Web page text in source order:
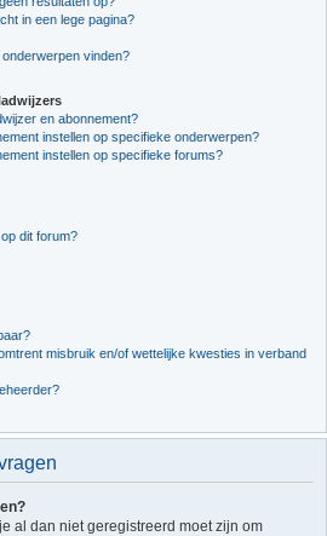
in een lege pagina?
vinden?
en abonnement?
instellen op specifieke onderwerpen?
instellen op specifieke forums?
dit forum?
misbruik en/of wettelijke kwesties in verband
al dan niet geregistreerd moet zijn om